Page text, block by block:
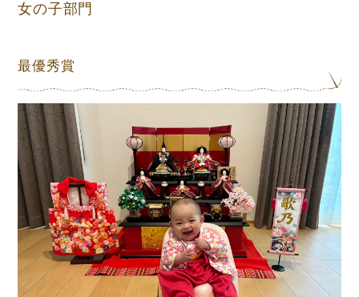
女の子部門
最優秀賞